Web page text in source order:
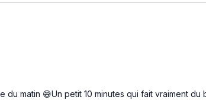
matin 😅Un petit 10 minutes qui fait vraiment